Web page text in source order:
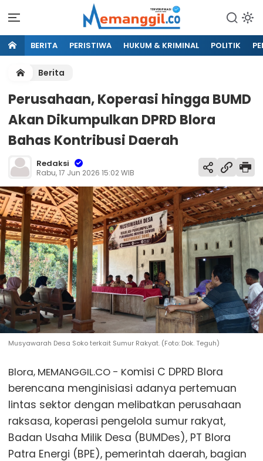
BERITA PERISTIWA HUKUM & KRIMINAL POLITIK
Berita
Perusahaan, Koperasi hingga BUMD
Akan Dikumpulkan DPRD Blora
Bahas Kontribusi Daerah
Redaksi
Rabu, 17 Jun 2026 15:02 WIB
Musyawarah Desa Soko terkait Sumur Rakyat. (Foto: Dok. Teguh)
Blora, MEMANGGIL.CO - Komisi C DPRD Blora
berencana menginisiasi adanya pertemuan
lintas sektor dengan melibatkan perusahaan
raksasa, koperasi pengelola sumur rakyat,
Badan Usaha Milik Desa (BUMDes), PT Blora
Patra Energi (BPE), pemerintah daerah, bagian